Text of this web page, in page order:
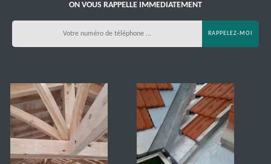
ON VOUS RAPPELLE IMMEDIATEMENT